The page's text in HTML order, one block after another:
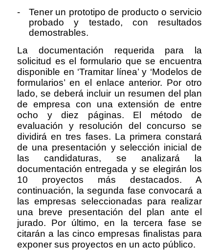
-
Tener un prototipo de producto o servicio
probado y testado, con resultados
demostrables.
La documentación requerida para la
solicitud es el formulario que se encuentra
disponible en ‘Tramitar línea’ y ‘Modelos de
formularios’ en el enlace anterior. Por otro
lado, se deberá incluir un resumen del plan
de empresa con una extensión de entre
ocho y diez páginas. El método de
evaluación y resolución del concurso se
dividirá en tres fases. La primera constará
de una presentación y selección inicial de
las candidaturas, se analizará la
documentación entregada y se elegirán los
10 proyectos más destacados. A
continuación, la segunda fase convocará a
las empresas seleccionadas para realizar
una breve presentación del plan ante el
jurado. Por último, en la tercera fase se
citarán a las cinco empresas finalistas para
exponer sus proyectos en un acto público.